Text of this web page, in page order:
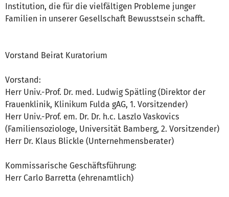
Institution, die für die vielfältigen Probleme junger
Familien in unserer Gesellschaft Bewusstsein schafft.
Vorstand Beirat Kuratorium
Vorstand:
Herr Univ.-Prof. Dr. med. Ludwig Spätling (Direktor der
Frauenklinik, Klinikum Fulda gAG, 1. Vorsitzender)
Herr Univ.-Prof. em. Dr. Dr. h.c. Laszlo Vaskovics
(Familiensoziologe, Universität Bamberg, 2. Vorsitzender)
Herr Dr. Klaus Blickle (Unternehmensberater)
Kommissarische Geschäftsführung:
Herr Carlo Barretta (ehrenamtlich)